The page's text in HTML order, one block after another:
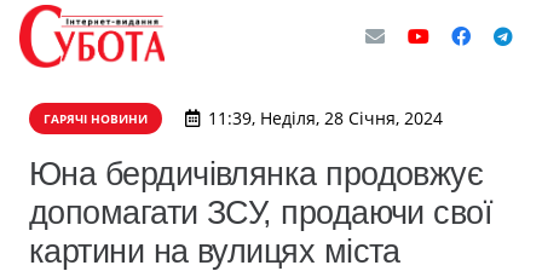
ГАРЯЧІ НОВИНИ 11:39, Неділя, 28 Січня, 2024
Юна бердичівлянка продовжує
допомагати ЗСУ, продаючи свої
картини на вулицях міста